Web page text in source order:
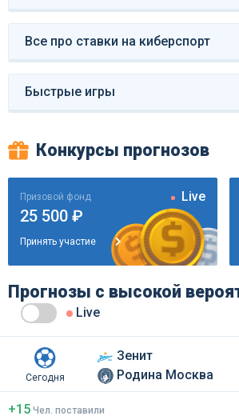
Все про ставки на киберспорт
Быстрые игры
Конкурсы прогнозов
Призовой фонд Live
25 500 ₽
Принять участие
Прогнозы с высокой
Live
Сегодня
Зенит
Родина Москва
+15 Чел. поставили